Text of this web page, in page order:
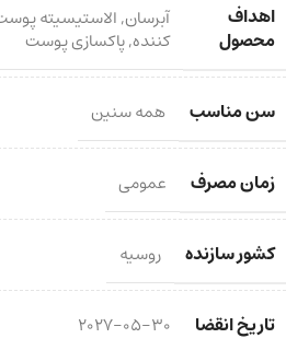
اهداف
محصول
آبرسان,الاستیسیته
کننده,پاکسازی پوست
سن مناسب همه سنین
زمان مصرف عمومی
کشور سازنده روسیه
تاریخ انقضا 2027-05-30